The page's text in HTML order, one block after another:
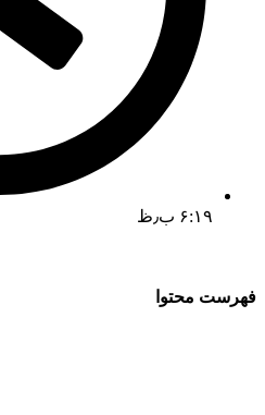
۶:۱۹ ب٫ظ
فهرست محتوا